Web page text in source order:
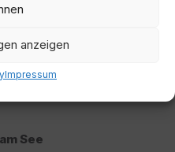
anzeigen
Impressum
See